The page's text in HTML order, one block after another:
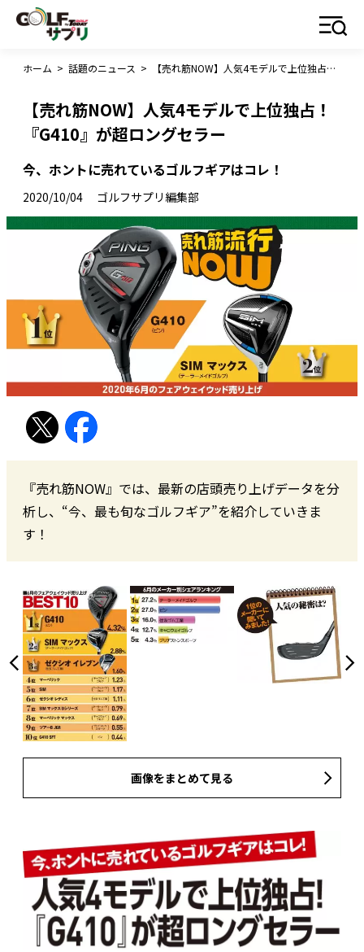
ホーム > 話題のニュース > 【売れ筋NOW】人気4モデルで上位独占！『G410』が超ロングセラー
【売れ筋NOW】人気4モデルで上位独占！
『G410』が超ロングセラー
今、ホントに売れているゴルフギアはコレ！
2020/10/04 ゴルフサプリ編集部
『売れ筋NOW』では、最新の店頭売り上げデータを分
析し、“今、最も旬なゴルフギア”を紹介していきま
す！
画像をまとめて見る